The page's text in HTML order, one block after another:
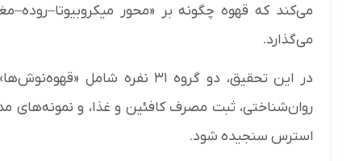
می‌کند که قهوه چگونه بر «محور
می‌گذارد.
در این تحقیق، دو گروه ۳۱
روان‌شناختی، ثبت مصرف کافئین و غذا، و نمونه‌های
استرس سنجیده شود.